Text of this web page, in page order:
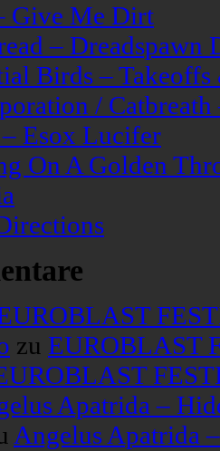
Give Me Dirt
– Dreadspawn
Birds –
/
– Esox Lucifer
On A Golden
zu EUROBLAST
Apatrida –
Angelus Apatrida